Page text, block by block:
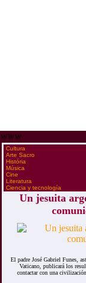
www
·Cultura
·Arte Sacro
·História
·Música
·Cine
·Literatura
·Ciencia y tecnología
Un jesuita
El padre José Gabriel Funes,
Vaticano, publicará los
contactar con una